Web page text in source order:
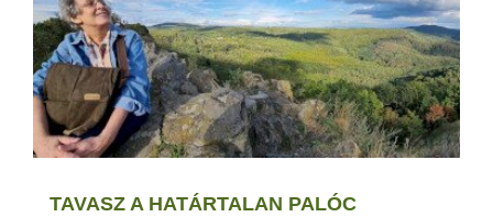
TAVASZ A HATÁRTALAN PALÓC